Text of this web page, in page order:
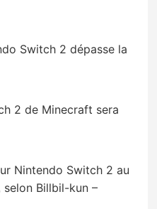
Switch 2 dépasse la
2 de Minecraft sera
Nintendo Switch 2 au
Billbil-kun –